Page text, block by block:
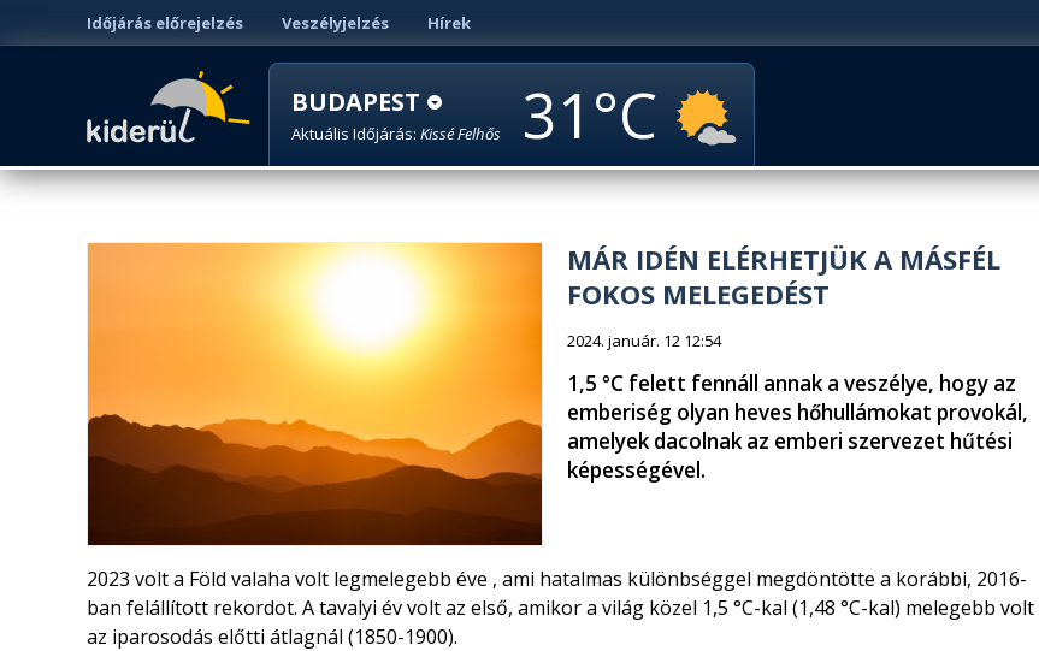
Időjárás előrejelzés Veszélyjelzés Hírek
BUDAPEST
Aktuális Időjárás: Kissé Felhős 31
MÁR IDÉN ELÉRHETJÜK A MÁSFÉL
FOKOS MELEGEDÉST
2024. január. 12 12:54
1,5 °C felett fennáll annak a veszélye, hogy az
emberiség olyan heves hőhullámokat provokál,
amelyek dacolnak az emberi szervezet hűtési
képességével.
2023 volt a Föld valaha volt legmelegebb éve , ami hatalmas különbséggel megdöntötte a korábbi, 2016-
ban felállított rekordot. A tavalyi év volt az első, amikor a világ közel 1,5 °C-kal (1,48 °C-kal) melegebb volt
az iparosodás előtti átlagnál (1850-1900).